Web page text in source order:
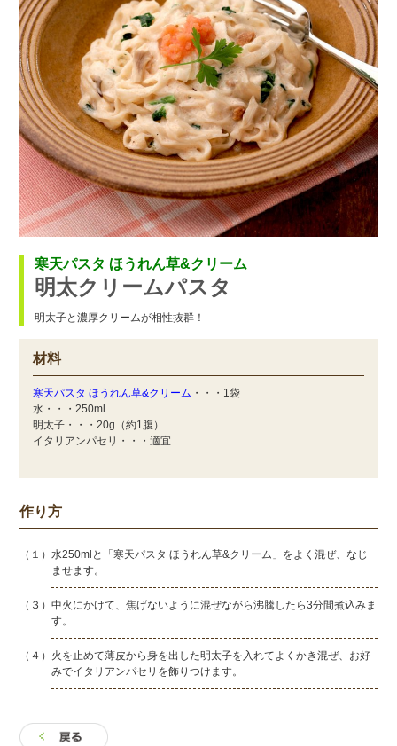
寒天パスタ ほうれん草&クリーム
明太クリームパスタ
明太子と濃厚クリームが相性抜群！
材料
寒天パスタ ほうれん草&クリーム ・・・1袋
水・・・250ml
明太子・・・20g（約1腹）
イタリアンパセリ・・・適宜
作り方
（１）水250mlと「寒天パスタ ほうれん草&クリーム」をよく混ぜ、なじ
ませます。
（３）中火にかけて、焦げないように混ぜながら沸騰したら3分間煮込みま
す。
（４）火を止めて薄皮から身を出した明太子を入れてよくかき混ぜ、お好
みでイタリアンパセリを飾りつけます。